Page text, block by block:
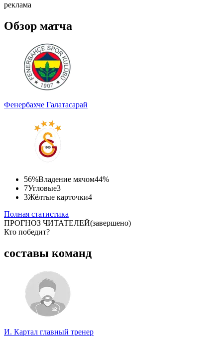
реклама
Обзор матча
Фенербахче Галатасарай
56%Владение мячом44%
7Угловые3
3Жёлтые карточки4
Полная статистика
ПРОГНОЗ ЧИТАТЕЛЕЙ(завершено)
Кто победит?
Спрогнозируете точный счет?
Участвуйте в турнире прогнозистов и получайте классные
Турнир прогнозистов
составы команд
И. Картал главный тренер